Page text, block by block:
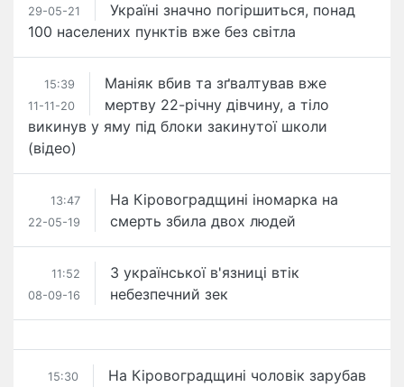
29-05-21
Україні значно погіршиться, понад
100 населених пунктів вже без світла
15:39
11-11-20
Маніяк вбив та зґвалтував вже
мертву 22-річну дівчину, а тіло
викинув у яму під блоки закинутої школи
(відео)
13:47
22-05-19
На Кіровоградщині іномарка на
смерть збила двох людей
11:52
08-09-16
З української в'язниці втік
небезпечний зек
15:30
На Кіровоградщині чоловік зарубав